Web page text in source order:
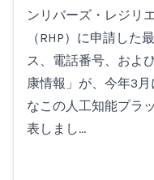
ンリバーズ・レジリ
（RHP）に申請した
ス、電話番号、およ
康情報」が、今年3
なこの人工知能プラ
表しまし…